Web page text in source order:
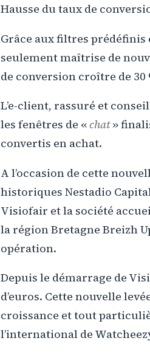
Hausse du taux de
Grâce aux filtres
seulement maîtrise de
de conversion croître de 30
L’e-client, rassuré et
les fenêtres de « chat»
convertis en achat.
A l’occasion de cette
historiques Nestadio
Visiofair et la société
la région Bretagne Breizh
opération.
Depuis le démarrage de
d’euros. Cette nouvelle
croissance et tout
l’international de